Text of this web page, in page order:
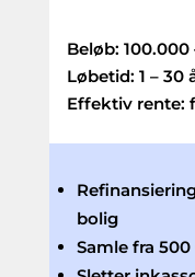
Beløb:
Løbetid: 1 – 30
Effektiv rente:
bolig
Samle fra